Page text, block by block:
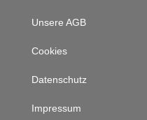
Unsere AGB
Cookies
Datenschutz
Impressum